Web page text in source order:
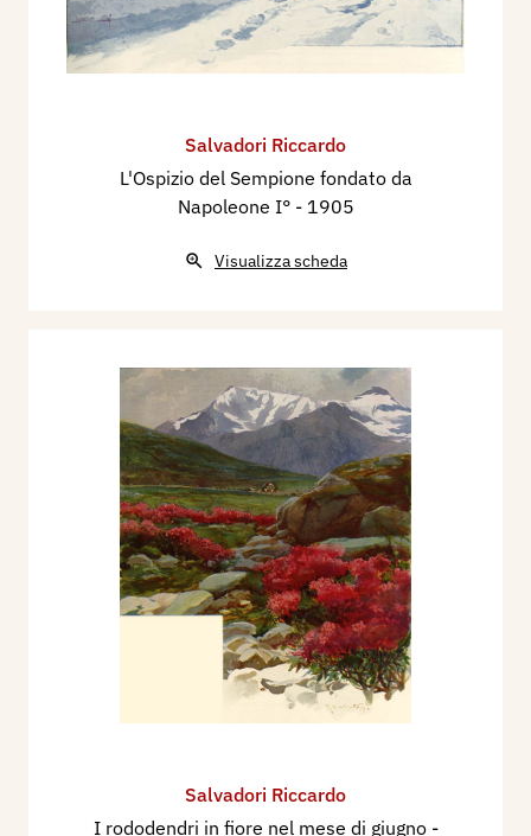
Salvadori Riccardo
L'Ospizio del Sempione fondato da
Napoleone I° - 1905
Visualizza scheda
Salvadori Riccardo
I rododendri in fiore nel mese di giugno -